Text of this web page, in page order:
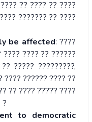
?? ???? ?? ????
??????? ?? ????
be affected: ????
???? ?? ??????
????? ?????????,
???? ?????? ???? ??
?? ???? ????? ????
?
to democratic